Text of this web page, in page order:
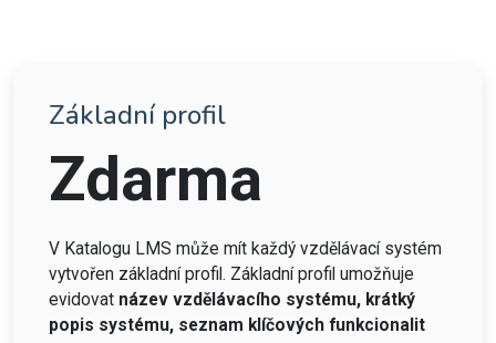
Základní profil
Zdarma
V Katalogu LMS může mít každý vzdělávací systém
vytvořen základní profil. Základní profil umožňuje
evidovat název vzdělávacího systému, krátký
popis systému, seznam klíčových funkcionalit